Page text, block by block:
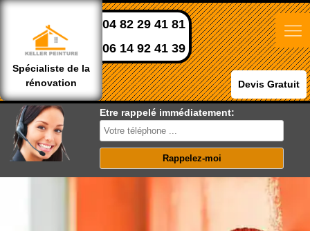
Spécialiste de la
rénovation
04 82 29 41 81
06 14 92 41 39
Devis Gratuit
Etre rappelé immédiatement: